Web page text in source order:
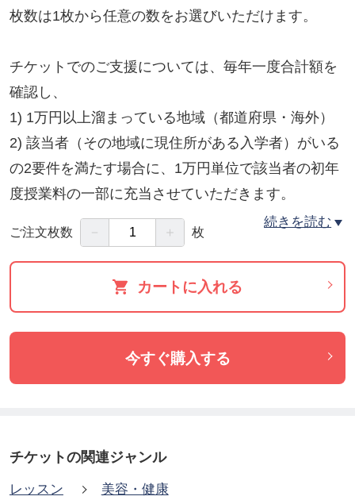
枚数は1枚から任意の数をお選びいただけます。
チケットでのご支援については、毎年一度合計額を
確認し、
1) 1万円以上溜まっている地域（都道府県・海外）
2) 該当者（その地域に現住所がある入学者）がいる
の2要件を満たす場合に、1万円単位で該当者の初年
度授業料の一部に充当させていただきます。
この二つの要件を満たさない地域については、プー
ルされているご支援額を翌年にキャリーオーバーい
たします。
なお、要件１を満たす地域に該当者が複数名いる場
通信技術が発達した今日ですが、ホメオパスと直接
切な方の住まう街に、信頼できるホメオパスが居る
続きを読む
ご注文枚数 － ＋ 枚
カートに入れる
今すぐ購入する
チケットの関連ジャンル
レッスン 美容・健康